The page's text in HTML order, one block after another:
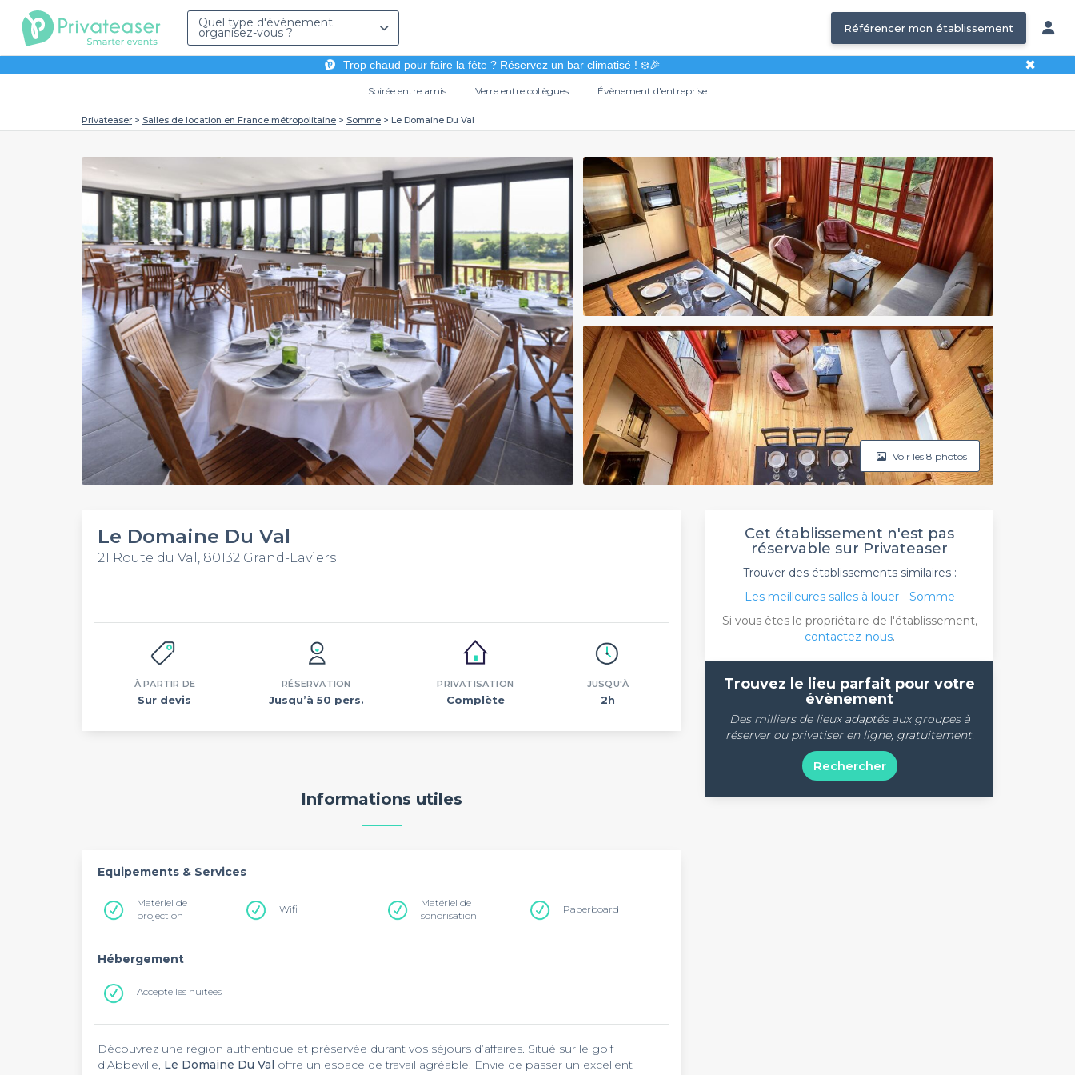
Quel type d'évènement
organisez-vous ? Référencer mon établissement
Trop chaud pour faire la fête ? Réservez un bar climatisé! ❄️🎉 ✖
Soirée entre amis Verre entre collègues Évènement d'entreprise
Privateaser Salles de location en France métropolitaine Somme Le Domaine Du Val
Voir les 8 photos
Le Domaine Du Val
21 Route du Val, 80132 Grand-Laviers
À PARTIR DE
Sur devis
RÉSERVATION
Jusqu’à 50 pers.
PRIVATISATION
Complète
JUSQU'À
2h
Informations utiles
Equipements & Services
Matériel de
projection
Wifi
Matériel de
sonorisation
Paperboard
Hébergement
Accepte les nuitées
Découvrez une région authentique et préservée durant vos séjours d’affaires. Situé sur le golf
d’Abbeville, Le Domaine Du Val offre un espace de travail agréable. Envie de passer un excellent
Cet établissement n'est pas
réservable sur Privateaser
Trouver des établissements similaires :
Les meilleures salles à louer - Somme
Si vous êtes le propriétaire de l'établissement,
contactez-nous.
Trouvez le lieu parfait pour votre
évènement
Des milliers de lieux adaptés aux groupes à
réserver ou privatiser en ligne, gratuitement.
Rechercher